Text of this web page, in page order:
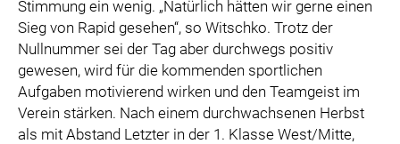
Stimmung ein wenig. „Natürlich hätten wir gerne einen
Sieg von Rapid gesehen“, so Witschko. Trotz der
Nullnummer sei der Tag aber durchwegs positiv
gewesen, wird für die kommenden sportlichen
Aufgaben motivierend wirken und den Teamgeist im
Verein stärken. Nach einem durchwachsenen Herbst
als mit Abstand Letzter in der 1. Klasse West/Mitte,